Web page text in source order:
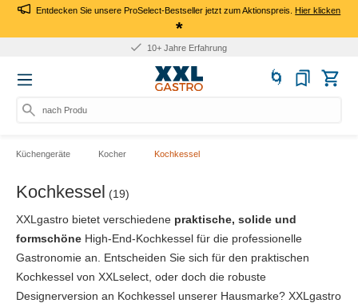
Entdecken Sie unsere ProSelect-Bestseller jetzt zum Aktionspreis.Hier klicken
*
10+ Jahre Erfahrung
nach Produkt, Art.
Küchengeräte Kocher Kochkessel
Kochkessel (19)
XXLgastro bietet verschiedene praktische, solide und
formschöne High-End-Kochkessel für die professionelle
Gastronomie an. Entscheiden Sie sich für den praktischen
Kochkessel von XXLselect, oder doch die robuste
Designerversion an Kochkessel unserer Hausmarke? XXLgastro